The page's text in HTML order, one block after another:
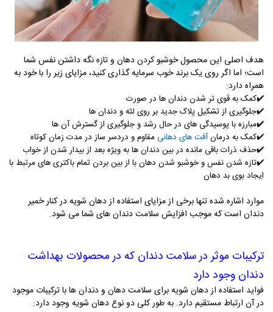
هدف اصلی این محصول خوشبو کردن دهان و تازه نگه داشتن نفس شما
است؛ اما اگر روی یک برند خوب سرمایه ‌گذاری کنید، مزایای زیر را با خود به
همراه دارد:
✔️کمک به قوی تر شدن دندان ها در صورت
✔️جلوگیری از تشکیل پلاک جدید بر روی لثه و دندان ها
✔️مبارزه با پوسیدگی های در حال رشد و جلوگیری از گسترش آن ها
✔️کمک به درمانآفت های دهانی مقاوم و دردسر ساز در مدت زمان کوتاه
✔️حذف ذرات باقی مانده در بین دندان ها به ویژه بعد از بیدار شدن از خواب
✔️تازه شدن نفس و خوشبو شدن دهان با از بین بردن تمام باکتری های مرتبط با
ایجاد بوی بد دهان
موارد اشاره شده تنها برخی از مزایای استفاده از دهان شویه در کنار خمیر
دندان است که موجب افزایش سلامت دندان های شما می شود.
ترکیبات موثر در سلامت دندان که در محصولات بهداشت
دندان وجود دارد
فواید استفاده از دهان شویه برای سلامت دهان و دندان ها با ترکیبات موجود
در آن ارتباط مستقیم دارد. به طور کلی دو نوع دهان شویه وجود دارد: